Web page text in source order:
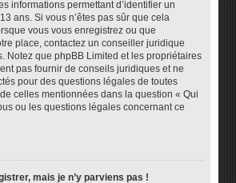
informations permettant d’identifier un
ans. Si vous n’êtes pas sûr que cela
vous vous enregistrez ou que
place, contactez un conseiller juridique
Notez que phpBB Limited et les propriétaires
pas fournir de conseils juridiques et ne
pour des questions légales de toutes
celles mentionnées dans la question « Qui
ou les questions légales concernant ce
mais je n’y parviens pas !